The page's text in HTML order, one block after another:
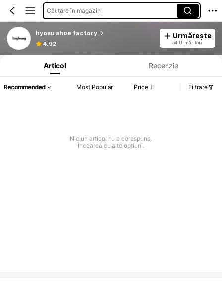
Căutare în magazin
hyosu shoe factory
4.92
Urmărește
54 Urmăritori
Informații despre produs: Divulgarea prețului, detalii privind vânzările și stocul.
Articol Recenzie
Recommended Most Popular Price Filtrare
Niciun articol nu a corespuns.
Încearcă cu alte opțiuni.